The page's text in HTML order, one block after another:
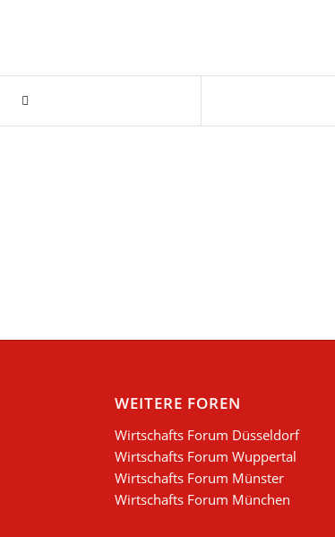
WEITERE FOREN
Wirtschafts Forum Düsseldorf
Wirtschafts Forum Wuppertal
Wirtschafts Forum Münster
Wirtschafts Forum München